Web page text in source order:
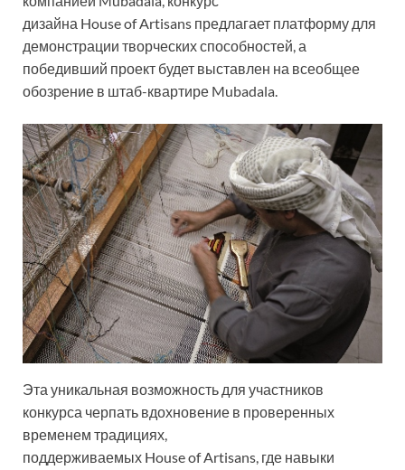
дизайна House of Artisans предлагает платформу для
демонстрации творческих способностей, а
победивший проект будет выставлен на всеобщее
обозрение в штаб-квартире Mubadala.
Эта уникальная возможность для участников
конкурса черпать вдохновение в проверенных
временем традициях,
поддерживаемых House of Artisans, где навыки